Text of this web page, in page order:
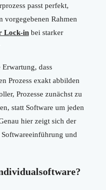
passt perfekt,
vorgegebenen Rahmen
Lock-in bei starker
dass
Prozess exakt abbilden
Prozesse zunächst zu
statt Software um jeden
hier zeigt sich der
und